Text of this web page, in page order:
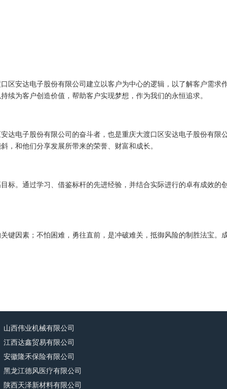
区安达电子股份有限公司建立以客户为中心的逻辑，以了解客户需求
续为客户创造价值，帮助客户实现梦想，作为我们的永恒追求。
电子股份有限公司的奋斗者，也是重庆大渡口区安达电子股份有限
，和他们分享发展所带来的荣誉、财富和成长。
标。通过学习、借鉴标杆的先进经验，并结合实际进行的卓有成效的
因素；不怕困难，勇往直前，是冲破难关，抵御风险的制胜法宝。
山西伟业机械有限公司
江西达鑫贸易有限公司
安徽隆禾保险有限公司
黑龙江德风医疗有限公司
陕西天泽新材料有限公司